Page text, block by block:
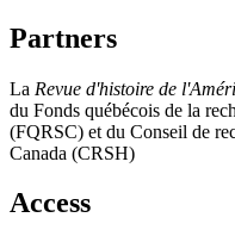
Partners
La Revue d'histoire de
du Fonds québécois de la
(FQRSC) et du Conseil de
Canada (CRSH)
Access